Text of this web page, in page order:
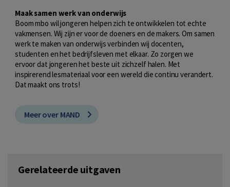
Maak samen werk van onderwijs
Boom mbo wil jongeren helpen zich te ontwikkelen tot echte
vakmensen. Wij zijn er voor de doeners en de makers. Om samen
werk te maken van onderwijs verbinden wij docenten,
studenten en het bedrijfsleven met elkaar. Zo zorgen we
ervoor dat jongeren het beste uit zichzelf halen. Met
inspirerend lesmateriaal voor een wereld die continu verandert.
Dat maakt ons trots!
Meer over MAND
Gerelateerde uitgaven